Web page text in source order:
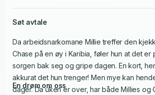
Søt avtale
Da arbeidsnarkomane Millie treffer den
Chase på en øy i Karibia, føler hun at det er
sorgen bak seg og gripe dagen. En kort,
akkurat det hun trenger! Men mye kan
dager. Da uken er over, har både Millies og
En drøm om oss